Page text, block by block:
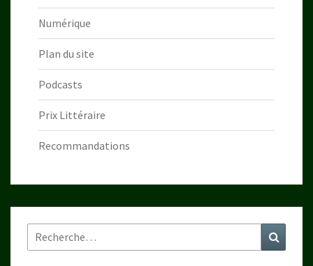
Numérique
Plan du site
Podcasts
Prix Littéraire
Recommandations
Rechercher :